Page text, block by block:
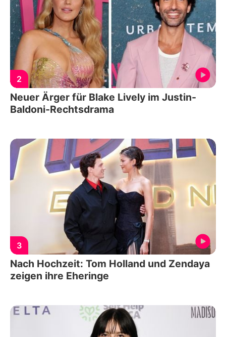
2
Neuer Ärger für Blake Lively im Justin-
Baldoni-Rechtsdrama
3
Nach Hochzeit: Tom Holland und Zendaya
zeigen ihre Eheringe